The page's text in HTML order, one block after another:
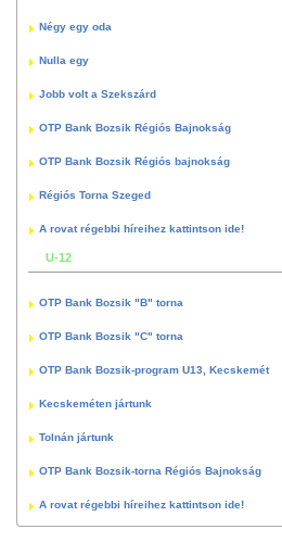
Négy egy oda
Nulla egy
Jobb volt a Szekszárd
OTP Bank Bozsik Régiós Bajnokság
OTP Bank Bozsik Régiós bajnokság
Régiós Torna Szeged
A rovat régebbi híreihez kattintson ide!
U-12
OTP Bank Bozsik "B" torna
OTP Bank Bozsik "C" torna
OTP Bank Bozsik-program U13, Kecskemét
Kecskeméten jártunk
Tolnán jártunk
OTP Bank Bozsik-torna Régiós Bajnokság
A rovat régebbi híreihez kattintson ide!